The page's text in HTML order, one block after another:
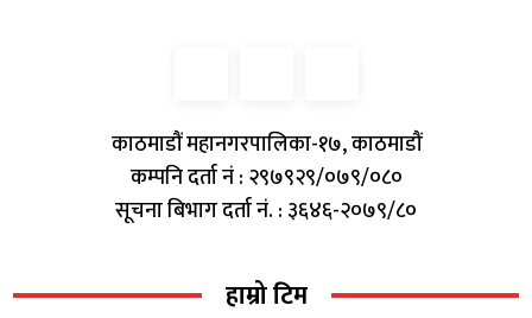
काठमाडौं महानगरपालिका-१७, काठमाडौं
कम्पनि दर्ता नं : २९७९२९/०७९/०८०
सूचना बिभाग दर्ता नं. : ३६४६-२०७९/८०
हाम्रो टिम